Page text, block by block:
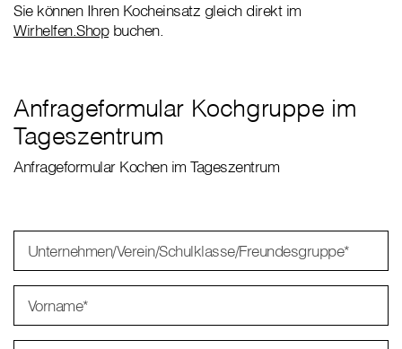
Sie können Ihren Kocheinsatz gleich direkt im
Wirhelfen.Shopbuchen.
Anfrageformular Kochgruppe im
Tageszentrum
Anfrageformular Kochen im Tageszentrum
Unternehmen/Verein/Schulklasse/Freundesgruppe*
Vorname*